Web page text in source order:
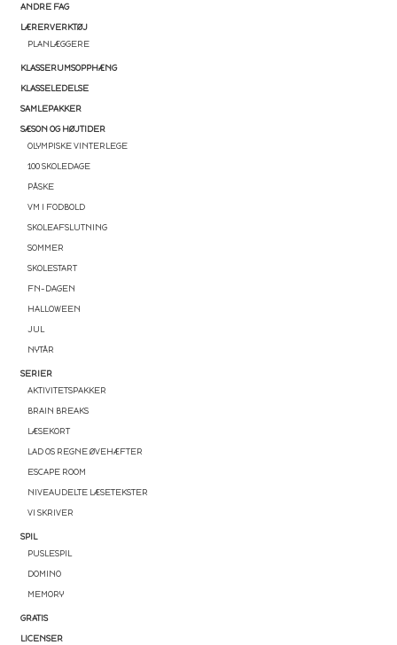
ANDRE FAG
LÆRERVERKTØJ
PLANLÆGGERE
KLASSERUMSOPPHÆNG
KLASSELEDELSE
SAMLEPAKKER
SÆSON OG HØJTIDER
OLYMPISKE VINTERLEGE
100 SKOLEDAGE
PÅSKE
VM I FODBOLD
SKOLEAFSLUTNING
SOMMER
SKOLESTART
FN-DAGEN
HALLOWEEN
JUL
NYTÅR
SERIER
AKTIVITETSPAKKER
BRAIN BREAKS
LÆSEKORT
LAD OS REGNE ØVEHÆFTER
ESCAPE ROOM
NIVEAUDELTE LÆSETEKSTER
VI SKRIVER
SPIL
PUSLESPIL
DOMINO
MEMORY
GRATIS
LICENSER
EN GOD START PÅ
💛 Få en gratis
læringsspil (værdi 50 kr)
💛 Praktiske tips og gratis